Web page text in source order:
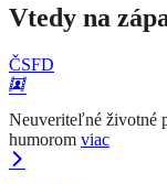
Vtedy na
ČSFD
Neuveriteľné životné
humorom viac